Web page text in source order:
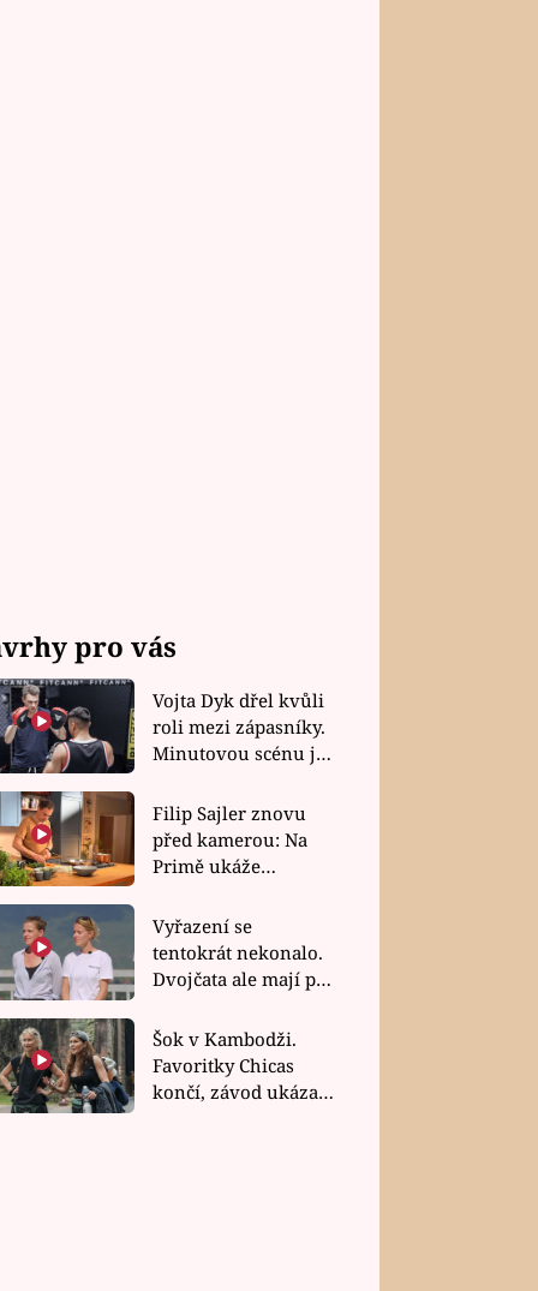
pro vás
Vojta Dyk dřel kvůli
roli mezi zápasníky.
Minutovou scénu jel
Filip Sajler znovu
před kamerou: Na
Primě ukáže
rychlé recepty
Vyřazení se
tentokrát nekonalo.
Dvojčata ale mají po
závodu nůž na krku
Šok v Kambodži.
Favoritky Chicas
končí, závod ukázal